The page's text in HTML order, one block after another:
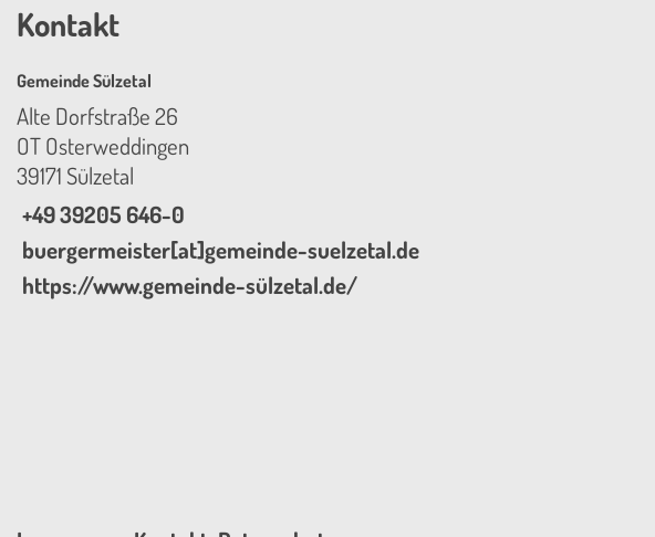
Kontakt
Gemeinde Sülzetal
Alte Dorfstraße 26
OT Osterweddingen
39171 Sülzetal
+49 39205 646-0
buergermeister[at]gemeinde-suelzetal.de
https://www.gemeinde-sülzetal.de/